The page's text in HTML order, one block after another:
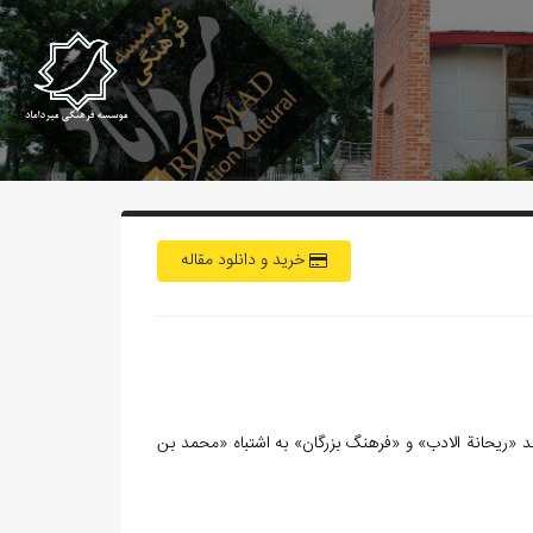
خرید و دانلود مقاله
الادب» و «فرهنگ بزرگان» به اشتباه «محمد بن